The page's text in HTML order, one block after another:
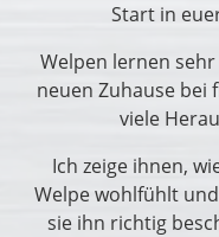
Start in
Welpen lernen
neuen Zuhause bei
viele
Ich zeige ihnen,
Welpe wohlfühlt
sie ihn richtig